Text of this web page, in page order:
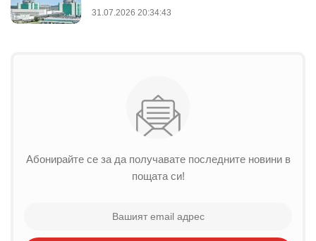
31.07.2026 20:34:43
Абонирайте се за да получавате последните новини в
пощата си!